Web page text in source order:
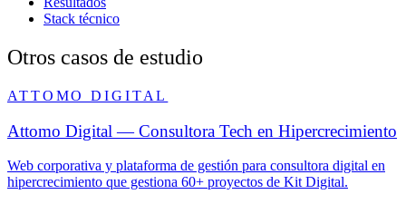
Stack técnico
Otros casos de estudio
ATTOMO DIGITAL
Attomo Digital — Consultora Tech en Hipercrecimiento
Web corporativa y plataforma de gestión para consultora digital en
hipercrecimiento que gestiona 60+ proyectos de Kit Digital.